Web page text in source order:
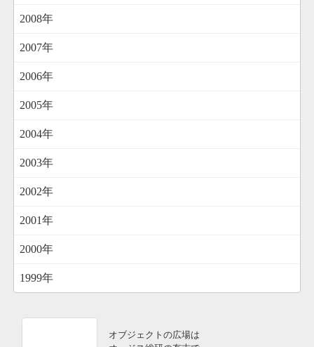
2008年
2007年
2006年
2005年
2004年
2003年
2002年
2001年
2000年
1999年
オブジェクトの広場は